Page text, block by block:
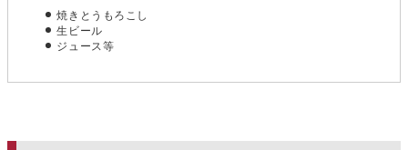
焼きとうもろこし
生ビール
ジュース等